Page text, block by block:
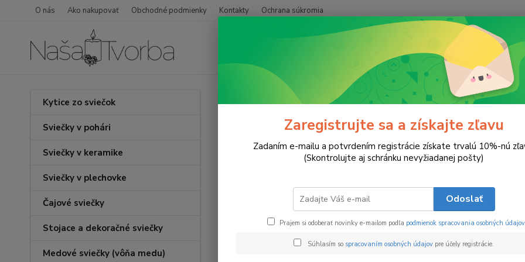
O nás Ako nakupovať Obchodné podmienky Kontakty Ochrana súkromia
Kytice zo sviečok
Sviečky v pohári
Sviečky v keramike
Sviečky v plechovke
Čajové sviečky
Stojace a dekoračné sviečky
Medové sviečky (vôňa medu)
Zima a Vianoce Dych Lesa
Dych LesaZaregistrujte sa a získajte zľavu
Zadaním e-mailu a potvrdením registrácie získate trvalú 10%-nú
(Skontrolujte aj schránku nevyžiadanej pošty)
Odoslať
Prajem si odoberať novinky e-mailom podľa podmienok spracovania osobných údajov.
Súhlasím so spracovaním osobných údajov pre účely registrácie.